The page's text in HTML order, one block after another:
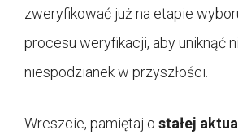
zweryfikować już na etapie
procesu weryfikacji, aby uniknąć
niespodzianek w przyszłości.
Wreszcie, pamiętaj o stałej